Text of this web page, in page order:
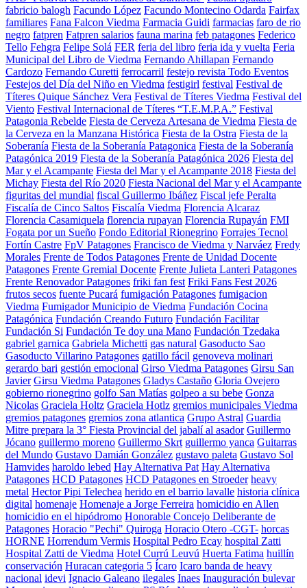
fabricio balogh Facundo López Facundo Montecino Odarda Fairfax
familiares Fana Falcon Viedma Farmacia Guidi farmacias faro de rio
negro fatpren Fatpren salarios fauna marina feb patagones Federico
Tello Fehgra Felipe Solá FER feria del libro feria ida y vuelta Feria
Municipal del Libro de Viedma Fernando Ahillapan Fernando
Cardozo Fernando Curetti ferrocarril festejo revista Todo Eventos
Festejos del Día del Niño en Viedma festigirl festival Festival de
Títeres Quique Sánchez Vera Festival de Títeres Viedma Festival del
Viento Festival Internacional de Títeres “T.E.M.P.A.” Festival
Patagonia Rebelde Fiesta de Cerveza Artesana de Viedma Fiesta de
la Cerveza en la Manzana Histórica Fiesta de la Ostra Fiesta de la
Soberanía Fiesta de la Soberanía Patagonica Fiesta de la Soberanía
Patagónica 2019 Fiesta de la Soberanía Patagónica 2026 Fiesta del
Mar y el Acampante Fiesta del Mar y el Acampante 2018 Fiesta del
Michay Fiesta del Río 2020 Fiesta Nacional del Mar y el Acampante
figuritas del mundial fiscal Guillermo Ibáñez Fiscal jefe Peralta
Fiscalía de Cinco Saltos Fiscalía Viedma Florencia Alcaraz
Florencia Casamiquela florencia rupayan Florencia Rupayán FMI
Fogata por un Sueño Fondo Editorial Rionegrino Forrajes Tecnol
Fortín Castre FpV Patagones Francisco de Viedma y Narváez Fredy
Morales Frente de Todos Patagones Frente de Unidad Docente
Patagones Frente Gremial Docente Frente Julieta Lanteri Patagones
Frente Renovador Patagones friki fan fest Friki Fans Fest 2026
frutos secos fuente Pucará fumigación Patagones fumigacion
Viedma Fumigador Municipio de Viedma Fundación Cocina
Patagónica Fundación Creando Futuro Fundación Facilitar
Fundación Si Fundación Te doy una Mano Fundación Tzedaka
gabriel garnica Gabriela Michetti gas natural Gasoducto Sao
Gasoducto Villarino Patagones gatillo fácil genoveva molinari
gerardo bari gestión emocional Girso Viedma Patagones Girsu San
Javier Girsu Viedma Patagones Gladys Castaño Gloria Ovejero
gobierno rionegrino golfo San Matías golpeo a su bebe Gonza
Nicolas Graciela Holtz Graciela Hotlz gremios municipales Viedma
gremios patagones gremios zona atlantica Grupo Astral Guardia
Mitre prepara la 3° Fiesta Provincial del jabalí al asador Guillermo
Jócano guillermo moreno Guillermo Skrt guillermo yanca Guitarras
del Mundo Gustavo Damián González gustavo paleta Gustavo Sol
Hamvides haroldo lebed Hay Alternativa Pat Hay Alternativa
Patagones HCD Patagones HCD Patagones en Stroeder heavy
metal Hector Pipi Telechea herido en el barrio lavalle historia clínica
digital homenaje Homenaje a Jorge Ferreira homicidio en Allen
homicidio en el hipódromo Honorable Concejo Deliberante de
Patagones Horacio "Pechi" Quiroga Horacio Otero -CGT- horcas
HORNE Horrendum Vermis Hospital Pedro Ecay hospital Zatti
Hospital Zatti de Viedma Hotel Currú Leuvú Huerta Fatima huillín
conservación Huracan categoria 5 Ícaro Icaro banda de heavy
nacional idevi Ignacio Galeano ilegales Inaes Inauguración bulevar